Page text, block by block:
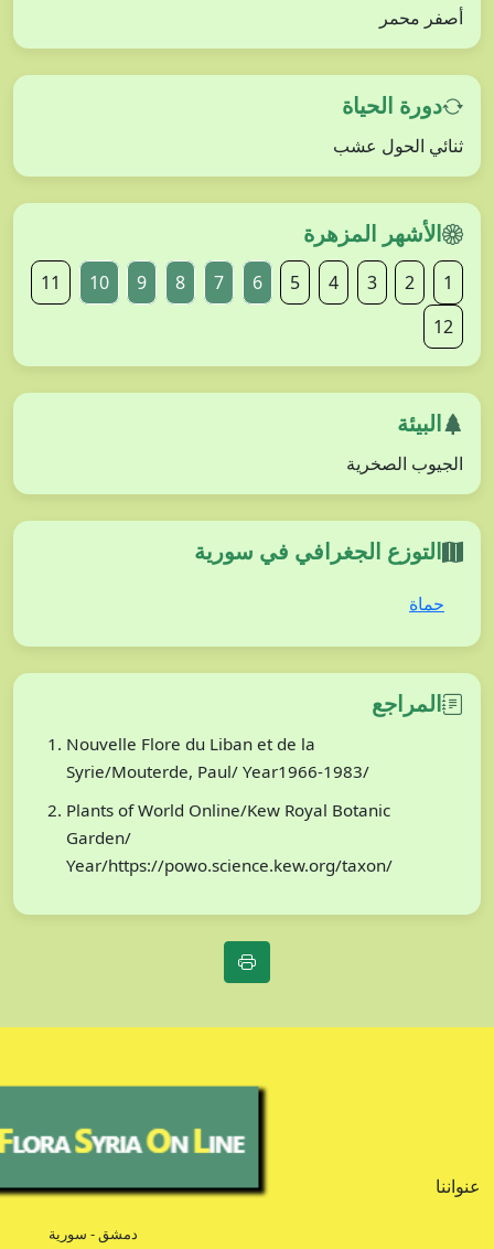
أصفر محمر
دورة الحياة
ثنائي الحول عشب
الأشهر المزهرة
1
2
3
4
5
6
7
8
9
10
11
12
البيئة
الجيوب الصخرية
التوزع الجغرافي في سورية
حماة
المراجع
Nouvelle Flore du Liban et de la
Syrie/Mouterde, Paul/ Year1966-1983/
Plants of World Online/Kew Royal Botanic
Garden/
Year/https://powo.science.kew.org/taxon/
عنواننا
دمشق - سورية